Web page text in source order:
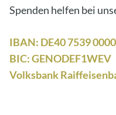
Spenden helfen bei
IBAN: DE40 7539
BIC: GENODEF1WEV
Volksbank